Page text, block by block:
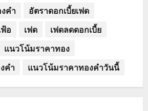
คำ
อัตราดอกเบี้ยเฟด
ฟ้อ เฟด
เฟดลดดอกเบี้ย
แนวโน้มราคาทอง
คำ
แนวโน้มราคาทองคำวันนี้